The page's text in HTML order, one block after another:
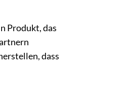
Produkt, das
dass